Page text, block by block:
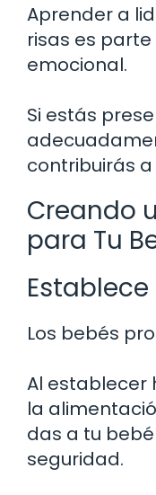
Aprender a
risas es
emocional.
Si estás
contribuirás
Creando
para Tu
Los bebés
Al establecer
la
das a tu
seguridad.